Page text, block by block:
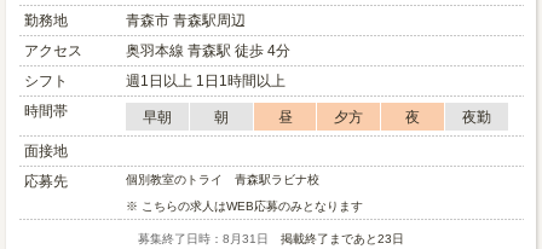
勤務地
青森市 青森駅周辺
アクセス
奥羽本線 青森駅 徒歩 4分
シフト
週1日以上 1日1時間以上
時間帯
早朝 朝 昼 夕方 夜
夜勤
面接地
応募先
個別教室のトライ 青森駅ラビナ校
※ こちらの求人はWEB応募のみとなります
募集終了日時：8月31日 掲載終了まであと23日